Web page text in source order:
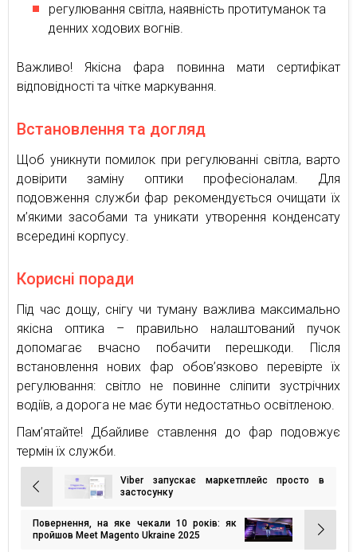
регулювання світла, наявність протитуманок та
денних ходових вогнів.
Важливо! Якісна фара повинна мати сертифікат
відповідності та чітке маркування.
Встановлення та догляд
Щоб уникнути помилок при регулюванні світла, варто
довірити заміну оптики професіоналам. Для
подовження служби фар рекомендується очищати їх
м’якими засобами та уникати утворення конденсату
всередині корпусу.
Корисні поради
Під час дощу, снігу чи туману важлива максимально
якісна оптика – правильно налаштований пучок
допомагає вчасно побачити перешкоди. Після
встановлення нових фар обов’язково перевірте їх
регулювання: світло не повинне сліпити зустрічних
водіїв, а дорога не має бути недостатньо освітленою.
Пам’ятайте! Дбайливе ставлення до фар подовжує
термін їх служби.
Навігація
записів
Viber запускає маркетплейс просто в
застосунку
Повернення, на яке чекали 10 років: як
пройшов Meet Magento Ukraine 2025